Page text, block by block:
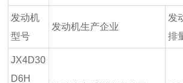
发动机
型号
发动机生产企业
发
排
JX4D30
D6H